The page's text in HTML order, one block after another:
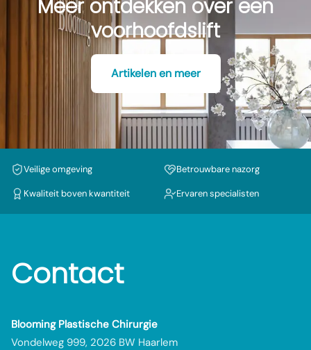
Meer ontdekken over een
voorhoofdslift
Artikelen en meer
Veilige omgeving Betrouwbare nazorg
Kwaliteit boven kwantiteit Ervaren specialisten
Contact
Blooming Plastische Chirurgie
Vondelweg 999, 2026 BW Haarlem